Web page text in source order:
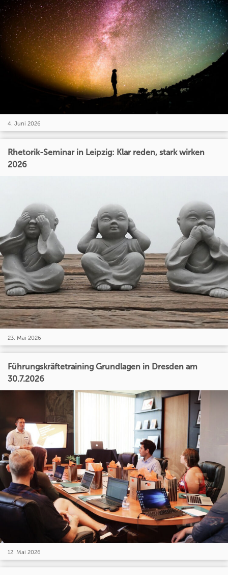
4. Juni 2026
Rhetorik-Seminar in Leipzig: Klar reden, stark wirken
2026
23. Mai 2026
Führungskräftetraining Grundlagen in Dresden am
30.7.2026
12. Mai 2026